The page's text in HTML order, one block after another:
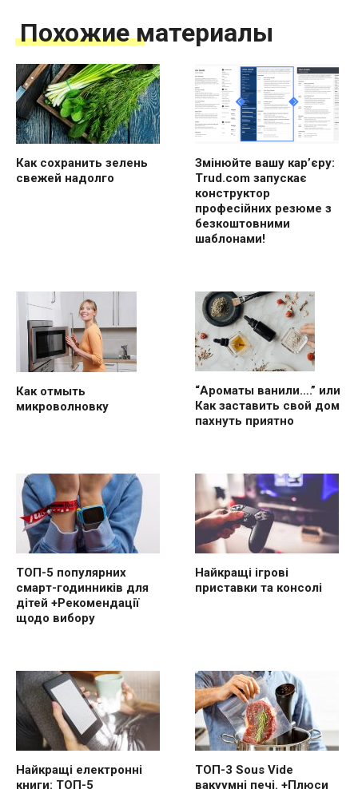
Похожие материалы
Как сохранить зелень
свежей надолго
Змінюйте вашу кар’єру:
Trud.com запускає
конструктор
професійних резюме з
безкоштовними
шаблонами!
Как отмыть
микроволновку
“Ароматы ванили….” или
Как заставить свой дом
пахнуть приятно
ТОП-5 популярних
смарт-годинників для
дітей +Рекомендації
щодо вибору
Найкращі ігрові
приставки та консолі
Найкращі електронні
книги: ТОП-5
ТОП-3 Sous Vide
вакуумні печі. +Плюси